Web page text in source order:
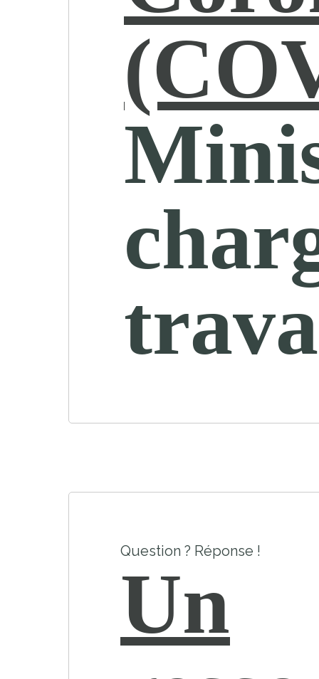
Question ? Réponse !
Un